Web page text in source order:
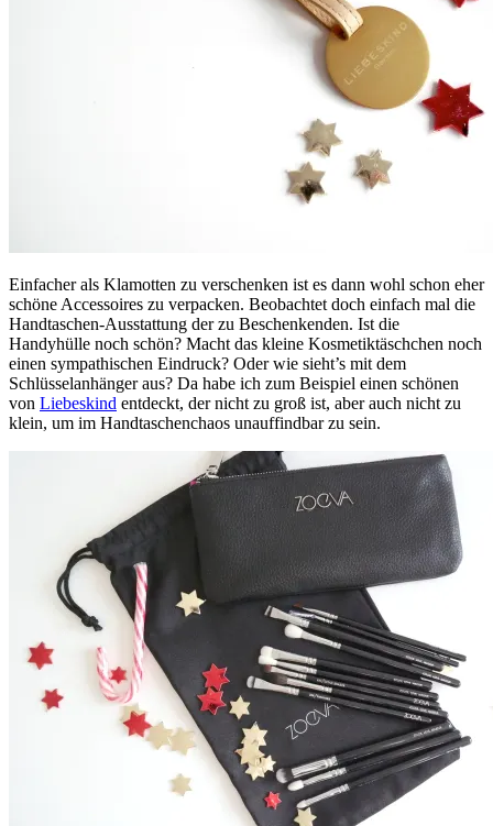
Einfacher als Klamotten zu verschenken ist es dann wohl schon eher
schöne Accessoires zu verpacken. Beobachtet doch einfach mal die
Handtaschen-Ausstattung der zu Beschenkenden. Ist die
Handyhülle noch schön? Macht das kleine Kosmetiktäschchen noch
einen sympathischen Eindruck? Oder wie sieht’s mit dem
Schlüsselanhänger aus? Da habe ich zum Beispiel einen schönen
von Liebeskind entdeckt, der nicht zu groß ist, aber auch nicht zu
klein, um im Handtaschenchaos unauffindbar zu sein.